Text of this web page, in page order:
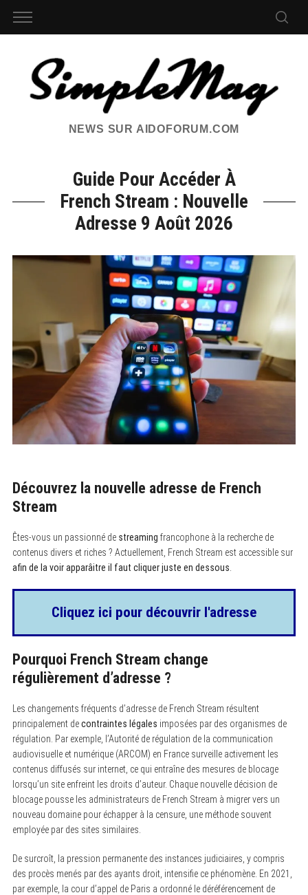
NEWS SUR AIDOFORUM.COM
Guide Pour Accéder À
French Stream : Nouvelle
Adresse 9 Août 2026
Découvrez la nouvelle adresse de French
Stream
Êtes-vous un passionné de streaming francophone à la recherche de
contenus divers et riches ? Actuellement, French Stream est accessible sur
afin de la voir apparâitre il faut cliquer juste en dessous
Cliquez ici pour découvrir l'adresse
Pourquoi French Stream change
régulièrement d’adresse ?
Les changements fréquents d’adresse de French Stream résultent
principalement decontraintes légales imposées par des organismes de
régulation. Par exemple, l’Autorité de régulation de la communication
audiovisuelle et numérique (ARCOM) en France surveille activement les
contenus diffusés sur internet, ce qui entraîne des mesures de blocage
lorsqu’un site enfreint les droits d’auteur. Chaque nouvelle décision de
blocage pousse les administrateurs de French Stream à migrer vers un
nouveau domaine pour échapper à la censure, une méthode souvent
employée par des sites similaires.
De surcroît, la pression permanente des instances judiciaires, y compris
des procès menés par des ayants droit, intensifie ce phénomène. En 2021,
par exemple, la cour d’appel de Paris a ordonné le déréférencement de